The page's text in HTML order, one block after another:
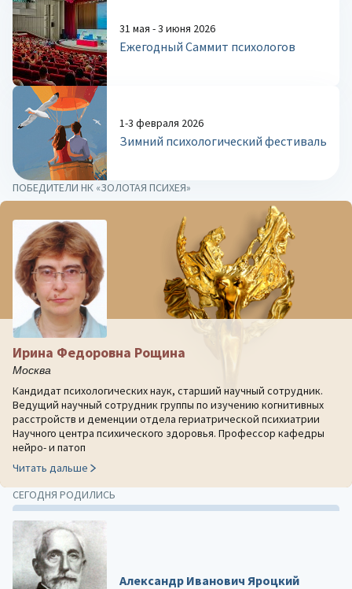
31 мая - 3 июня 2026
Ежегодный Саммит психологов
1-3 февраля 2026
Зимний психологический фестиваль
ПОБЕДИТЕЛИ НК «ЗОЛОТАЯ ПСИХЕЯ»
Ирина Федоровна Рощина
Москва
Кандидат психологических наук, старший научный сотрудник.
Ведущий научный сотрудник группы по изучению когнитивных
расстройств и деменции отдела гериатрической психиатрии
Научного центра психического здоровья. Профессор кафедры
нейро- и патоп
Читать дальше
СЕГОДНЯ РОДИЛИСЬ
Александр Иванович Яроцкий